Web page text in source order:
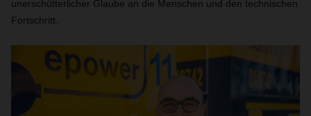
unerschütterlicher Glaube an die Menschen und den technischen
Fortschritt.